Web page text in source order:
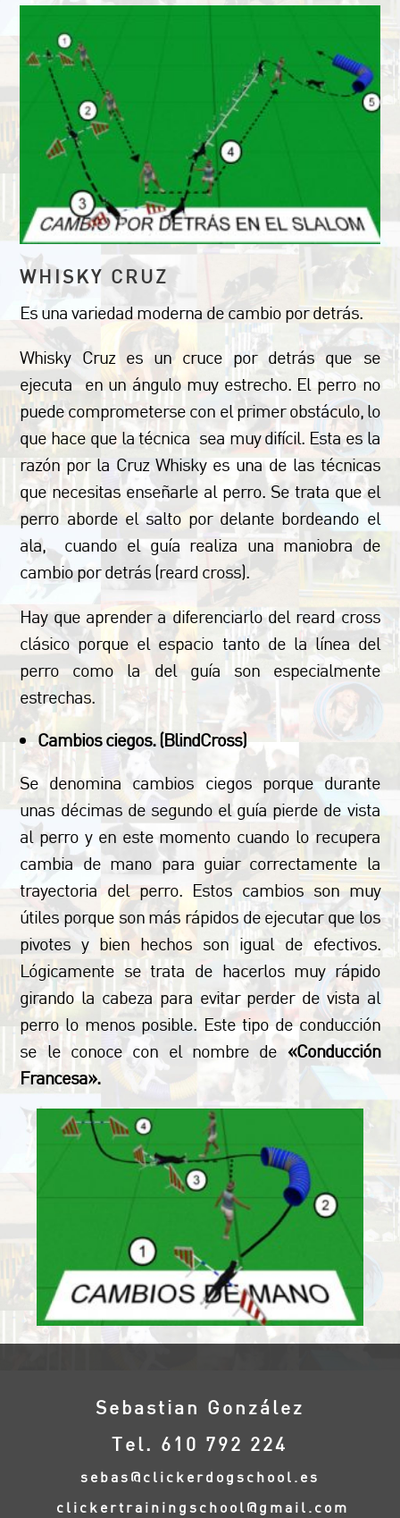
WHISKY CRUZ
Es una variedad moderna de cambio por detrás.
Whisky Cruz es un cruce por detrás que se
ejecuta en un ángulo muy estrecho. El perro no
puede comprometerse con el primer obstáculo, lo
que hace que la técnica sea muy difícil. Esta es la
razón por la Cruz Whisky es una de las técnicas
que necesitas enseñarle al perro. Se trata que el
perro aborde el salto por delante bordeando el
ala, cuando el guía realiza una maniobra de
cambio por detrás (reard cross).
Hay que aprender a diferenciarlo del reard cross
clásico porque el espacio tanto de la línea del
perro como la del guía son especialmente
estrechas.
Cambios ciegos. (BlindCross)
Se denomina cambios ciegos porque durante
unas décimas de segundo el guía pierde de vista
al perro y en este momento cuando lo recupera
cambia de mano para guiar correctamente la
trayectoria del perro. Estos cambios son muy
útiles porque son más rápidos de ejecutar que los
pivotes y bien hechos son igual de efectivos.
Lógicamente se trata de hacerlos muy rápido
girando la cabeza para evitar perder de vista al
perro lo menos posible. Este tipo de conducción
se le conoce con el nombre de «Conducción
Francesa».
Sebastian González
Tel. 610 792 224
sebas@clickerdogschool.es
clickertrainingschool@gmail.com